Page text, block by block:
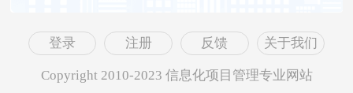
登录 注册 反馈 关于我们
Copyright 2010-2023 信息化项目管理专业网站